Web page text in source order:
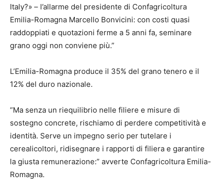
Italy?» – l’allarme del presidente di Confagricoltura
Emilia-Romagna Marcello Bonvicini: con costi quasi
raddoppiati e quotazioni ferme a 5 anni fa, seminare
grano oggi non conviene più.”
L’Emilia-Romagna produce il 35% del grano tenero e il
12% del duro nazionale.
“Ma senza un riequilibrio nelle filiere e misure di
sostegno concrete, rischiamo di perdere competitività e
identità. Serve un impegno serio per tutelare i
cerealicoltori, ridisegnare i rapporti di filiera e garantire
la giusta remunerazione:” avverte Confagricoltura Emilia-
Romagna.